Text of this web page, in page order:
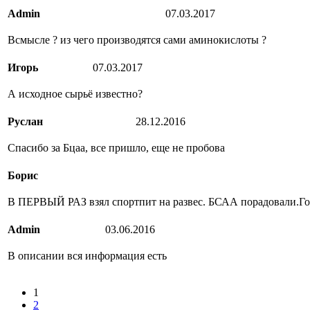
Admin 07.03.2017
Всмысле ? из чего производятся сами аминокислоты ?
Игорь 07.03.2017
А исходное сырьё известно?
Руслан 28.12.2016
Спасибо за Бцаа, все пришло, еще не пробова
Борис
В ПЕРВЫЙ РАЗ взял спортпит на развес. БСАА
Admin 03.06.2016
В описании вся информация есть
1
2